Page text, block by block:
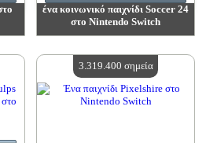
ένα κοινωνικό παιχνίδι Soccer 24
στο Nintendo Switch
Διαθέσιμη ποσότητα:4
3.319.400 σημεία